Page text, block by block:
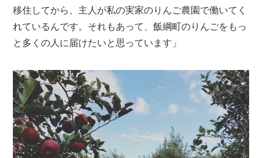
移住してから、主人が私の実家のりんご農園で働いてく
れているんです。それもあって、飯綱町のりんごをもっ
と多くの人に届けたいと思っています」